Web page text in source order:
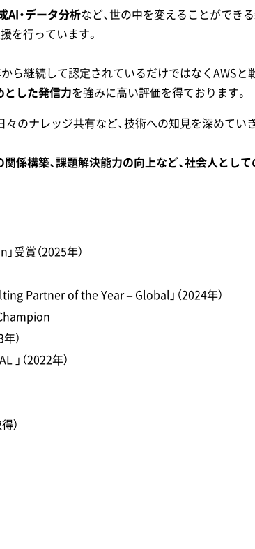
AI・データ分析など、世の中を変えることができ
を行っています。
ら継続して認定されているだけではなくAWSと
した発信力を強みに高い評価を得ております。
のナレッジ共有など、技術への知見を深めてい
係構築、課題解決能力の向上など、社会人とし
賞（2025年）
Partner of the Year – Global」（2024年）
）
（2022年）
）